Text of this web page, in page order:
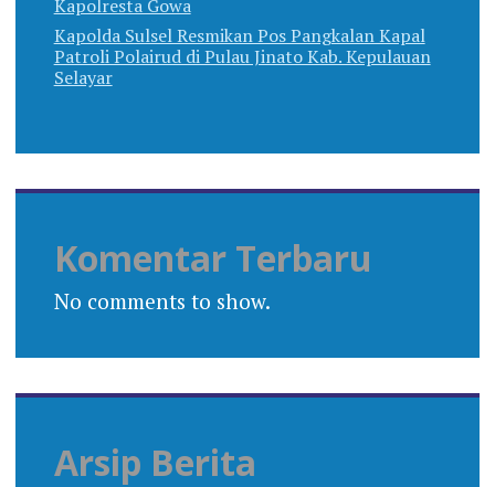
Kapolresta Gowa
Kapolda Sulsel Resmikan Pos Pangkalan Kapal
Patroli Polairud di Pulau Jinato Kab. Kepulauan
Selayar
Komentar Terbaru
No comments to show.
Arsip Berita